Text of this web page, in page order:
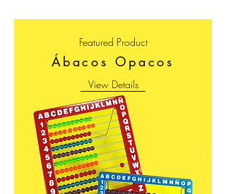
Featured Product
Ábacos Opacos
View Details